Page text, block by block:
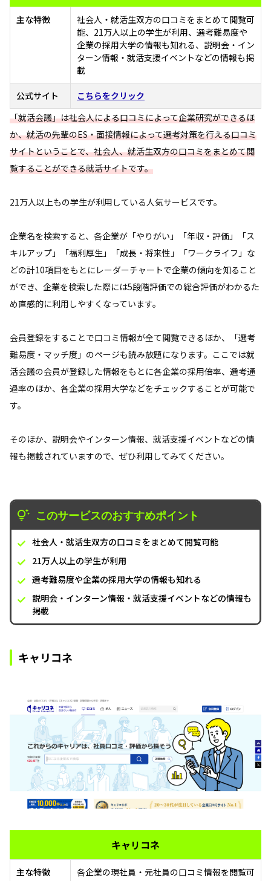
主な特徴
社会人・就活生双方の口コミをまとめて閲覧可
能、21万人以上の学生が利用、選考難易度や
企業の採用大学の情報も知れる、説明会・イン
ターン情報・就活支援イベントなどの情報も掲
載
公式サイト
こちらをクリック
「就活会議」は社会人による口コミによって企業研究ができるほ
か、就活の先輩のES・面接情報によって選考対策を行える口コミ
サイトということで、社会人、就活生双方の口コミをまとめて閲
覧することができる就活サイトです。
21万人以上もの学生が利用している人気サービスです。
企業名を検索すると、各企業が「やりがい」「年収・評価」「ス
キルアップ」「福利厚生」「成長・将来性」「ワークライフ」な
どの計10項目をもとにレーダーチャートで企業の傾向を知ること
ができ、企業を検索した際には5段階評価での総合評価がわかるた
め直感的に利用しやすくなっています。
会員登録をすることで口コミ情報が全て閲覧できるほか、「選考
難易度・マッチ度」のページも読み放題になります。ここでは就
活会議の会員が登録した情報をもとに各企業の採用倍率、選考通
過率のほか、各企業の採用大学などをチェックすることが可能で
す。
そのほか、説明会やインターン情報、就活支援イベントなどの情
報も掲載されていますので、ぜひ利用してみてください。
このサービスのおすすめポイント
社会人・就活生双方の口コミをまとめて閲覧可能
21万人以上の学生が利用
選考難易度や企業の採用大学の情報も知れる
説明会・インターン情報・就活支援イベントなどの情報も
掲載
キャリコネ
キャリコネ
主な特徴
各企業の現社員・元社員の口コミ情報を閲覧可